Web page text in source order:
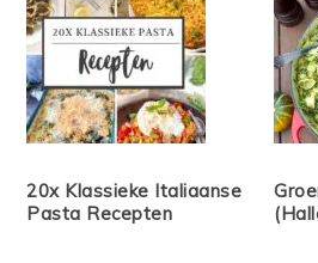
20x Klassieke Italiaanse
Pasta Recepten